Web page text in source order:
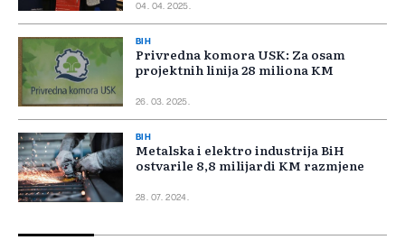
04. 04. 2025.
BIH
Privredna komora USK: Za osam
projektnih linija 28 miliona KM
26. 03. 2025.
BIH
Metalska i elektro industrija BiH
ostvarile 8,8 milijardi KM razmjene
28. 07. 2024.